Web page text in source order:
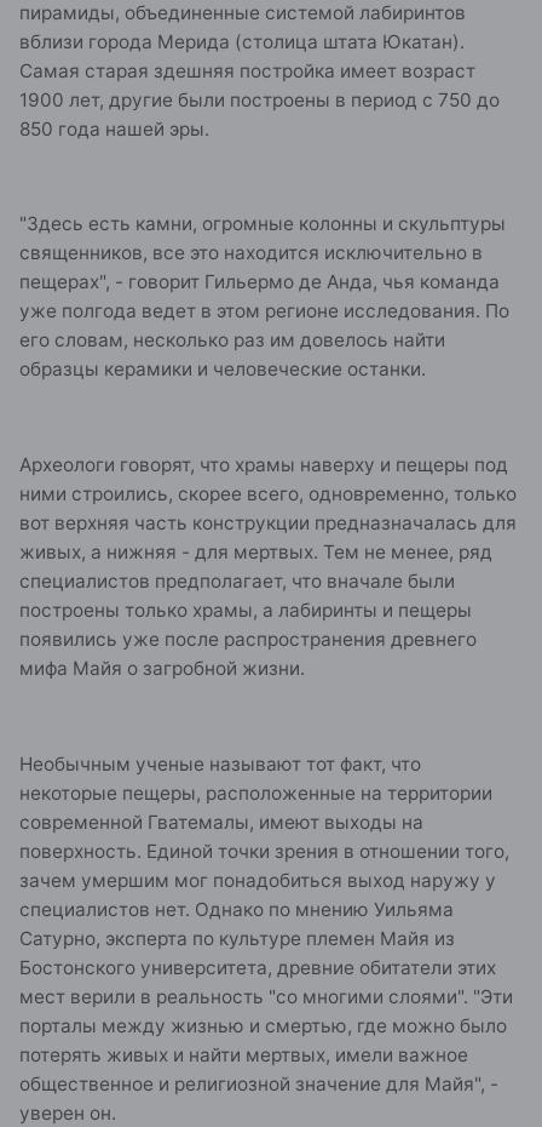
пирамиды, объединенные системой лабиринтов
вблизи города Мерида (столица штата Юкатан).
Самая старая здешняя постройка имеет возраст
1900 лет, другие были построены в период с 750 до
850 года нашей эры.
"Здесь есть камни, огромные колонны и скульптуры
священников, все это находится исключительно в
пещерах", - говорит Гильермо де Анда, чья команда
уже полгода ведет в этом регионе исследования. По
его словам, несколько раз им довелось найти
образцы керамики и человеческие останки.
Археологи говорят, что храмы наверху и пещеры под
ними строились, скорее всего, одновременно, только
вот верхняя часть конструкции предназначалась для
живых, а нижняя - для мертвых. Тем не менее, ряд
специалистов предполагает, что вначале были
построены только храмы, а лабиринты и пещеры
появились уже после распространения древнего
мифа Майя о загробной жизни.
Необычным ученые называют тот факт, что
некоторые пещеры, расположенные на территории
современной Гватемалы, имеют выходы на
поверхность. Единой точки зрения в отношении того,
зачем умершим мог понадобиться выход наружу у
специалистов нет. Однако по мнению Уильяма
Сатурно, эксперта по культуре племен Майя из
Бостонского университета, древние обитатели этих
мест верили в реальность "со многими слоями". "Эти
порталы между жизнью и смертью, где можно было
потерять живых и найти мертвых, имели важное
общественное и религиозной значение для Майя", -
уверен он.